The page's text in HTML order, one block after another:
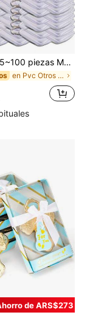
5~100 piezas Marco de fotos acrílico transparente en blanco Llavero DIY con anillo desmontable Regalo, Regalo de cumpleaños
en Pvc Otros Favores De Fiesta
de ARS$273